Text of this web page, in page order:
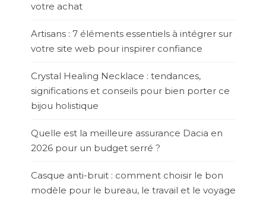
votre achat
Artisans : 7 éléments essentiels à intégrer sur
votre site web pour inspirer confiance
Crystal Healing Necklace : tendances,
significations et conseils pour bien porter ce
bijou holistique
Quelle est la meilleure assurance Dacia en
2026 pour un budget serré ?
Casque anti-bruit : comment choisir le bon
modèle pour le bureau, le travail et le voyage